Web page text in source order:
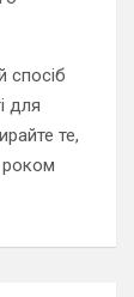
спосіб
для
те,
роком